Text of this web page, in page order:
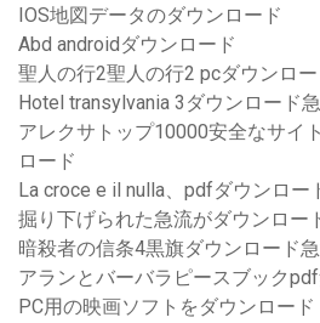
IOS地図データのダウンロード
Abd androidダウンロード
聖人の行2聖人の行2 pcダウンロー
Hotel transylvania 3ダウンロード
アレクサトップ10000安全なサイ
ロード
La croce e il nulla、pdfダウンロー
掘り下げられた急流がダウンロー
暗殺者の信条4黒旗ダウンロード
アランとバーバラピースブック
PC用の映画ソフトをダウンロード